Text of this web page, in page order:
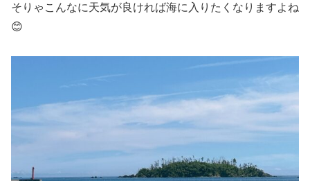
そりゃこんなに天気が良ければ海に入りたくなりますよね
😊